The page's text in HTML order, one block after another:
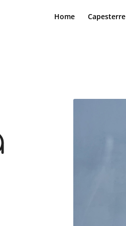
Home Capesterre